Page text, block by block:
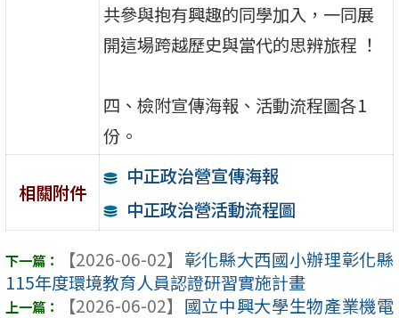
共參與抱有興趣的同學加入，一同展
開這場跨越歷史與當代的思辨旅程 ！
四、檢附宣傳海報、活動流程圖各1
份。
相關附件
中正政治營宣傳海報
中正政治營活動流程圖
【2026-06-02】 彰化縣大西國小辦理彰化縣
115年度環境教育人員認證研習實施計畫
【2026-06-02】 國立中興大學生物產業機電